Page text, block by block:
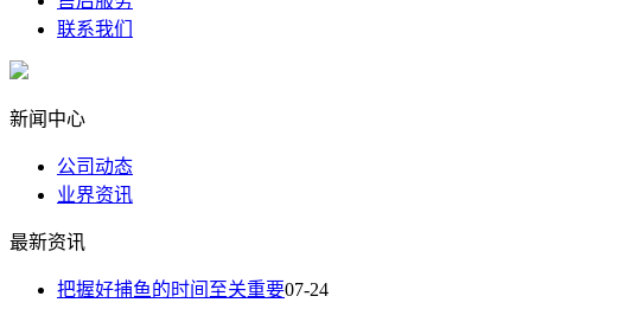
联系我们
新闻中心
公司动态
业界资讯
最新资讯
把握好捕鱼的时间至关重要07-24